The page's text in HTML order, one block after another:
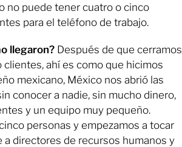
no puede tener cuatro o cinco
para el teléfono de trabajo.
llegaron? Después de que cerramos
ahí es como que hicimos
mexicano, México nos abrió las
conocer a nadie, sin mucho dinero,
y un equipo muy pequeño.
personas y empezamos a tocar
a directores de recursos humanos y